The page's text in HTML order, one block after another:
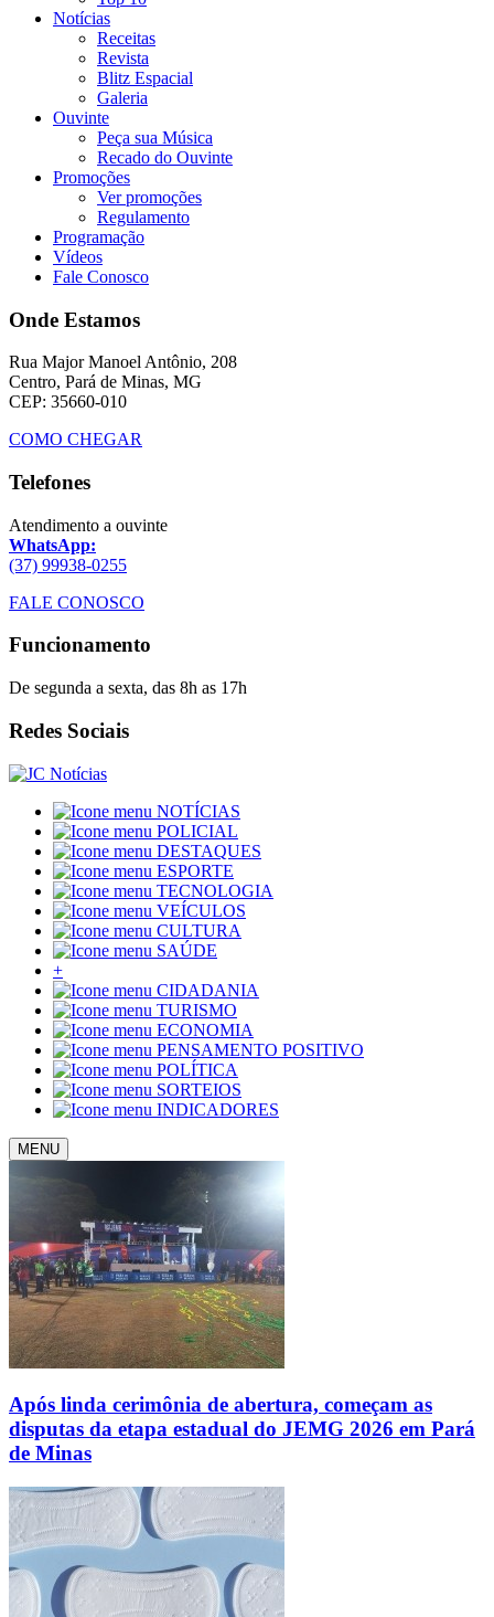
Notícias
Receitas
Revista
Blitz Espacial
Galeria
Ouvinte
Peça sua Música
Recado do Ouvinte
Promoções
Ver promoções
Regulamento
Programação
Vídeos
Fale Conosco
Onde Estamos
Rua Major Manoel Antônio, 208
Centro, Pará de Minas, MG
CEP: 35660-010
COMO CHEGAR
Telefones
Atendimento a ouvinte
WhatsApp:
(37) 99938-0255
FALE CONOSCO
Funcionamento
De segunda a sexta, das 8h as 17h
Redes Sociais
NOTÍCIAS
POLICIAL
DESTAQUES
ESPORTE
TECNOLOGIA
VEÍCULOS
CULTURA
SAÚDE
+
CIDADANIA
TURISMO
ECONOMIA
PENSAMENTO POSITIVO
POLÍTICA
SORTEIOS
INDICADORES
MENU
Após linda cerimônia de abertura, começam as
disputas da etapa estadual do JEMG 2026 em Pará
de Minas